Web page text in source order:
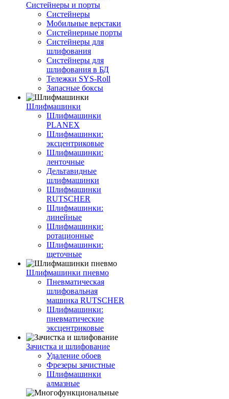
Систейнеры и порты
Систейнеры
Мобильные верстаки
Систейнерные порты
Систейнеры для
шлифования
Систейнеры для
шлифования в БД
Тележки SYS-Roll
Запасные боксы
Шлифмашинки
Шлифмашинки
PLANEX
Шлифмашинки:
эксцентриковые
Шлифмашинки:
ленточные
Дельтавидные
шлифмашинки
Шлифмашинки
RUTSCHER
Шлифмашинки:
линейные
Шлифмашинки:
ротационные
Шлифмашинки:
щеточные
Шлифмашинки пневмо
Пневматическая
шлифовальная
машинка RUTSCHER
Шлифмашинки:
пневматические
эксцентриковые
Зачистка и шлифование
Удаление обоев
Фрезеры зачистные
Шлифмашинки
алмазные